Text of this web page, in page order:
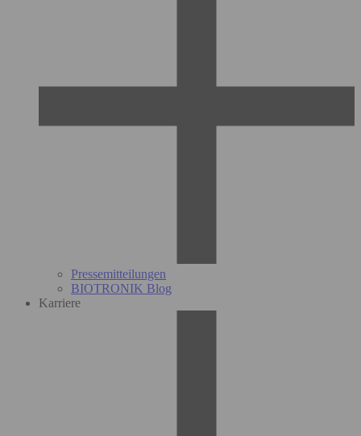
Pressemitteilungen
BIOTRONIK Blog
Karriere